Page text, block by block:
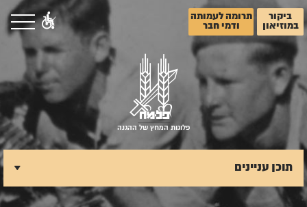
ביקור
במוזיאון
תרומה לעמותה
ודמי חבר
פלוגות המחץ של ההגנה
תוכן עניינים